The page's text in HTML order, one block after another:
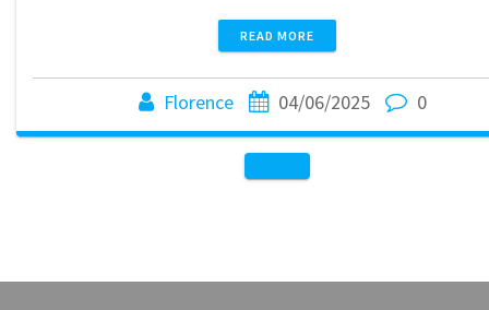
READ MORE
Florence 04/06/2025 0